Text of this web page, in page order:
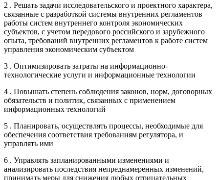
2 . Решать задачи исследовательского и проектного характера,
связанные с разработкой системы внутренних регламентов
работы систем внутреннего контроля экономических
субъектов, с учетом передового российского и зарубежного
опыта, требований внутренних регламентов к работе систем
управления экономическим субъектом
3 . Оптимизировать затраты на информационно-
технологические услуги и информационные технологии
4 . Повышать степень соблюдения законов, норм, договорных
обязательств и политик, связанных с применением
информационных технологий
5 . Планировать, осуществлять процессы, необходимые для
обеспечения соответствия требованиям регулятора, и
управлять ими
6 . Управлять запланированными изменениями и
анализировать последствия непреднамеренных изменений,
принимать меры для снижения любых отрицательных